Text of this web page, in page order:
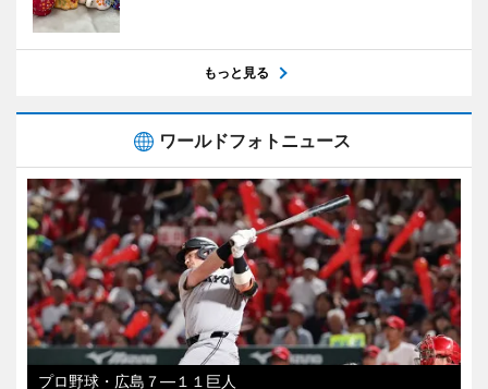
もっと見る
ワールドフォトニュース
プロ野球・広島７―１１巨人